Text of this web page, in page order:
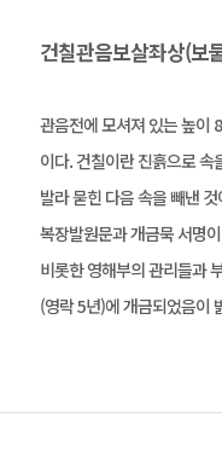
건칠관음보살좌상(보
관음전에 모셔져 있는 높이
이다. 건칠이란 진흙으로
발라 묻힌 다음 속을 빼낸 것
복장발원문과 개금묵 서명
비롯한 영해부의 관리들과
(영락 5년)에 개금되었음이